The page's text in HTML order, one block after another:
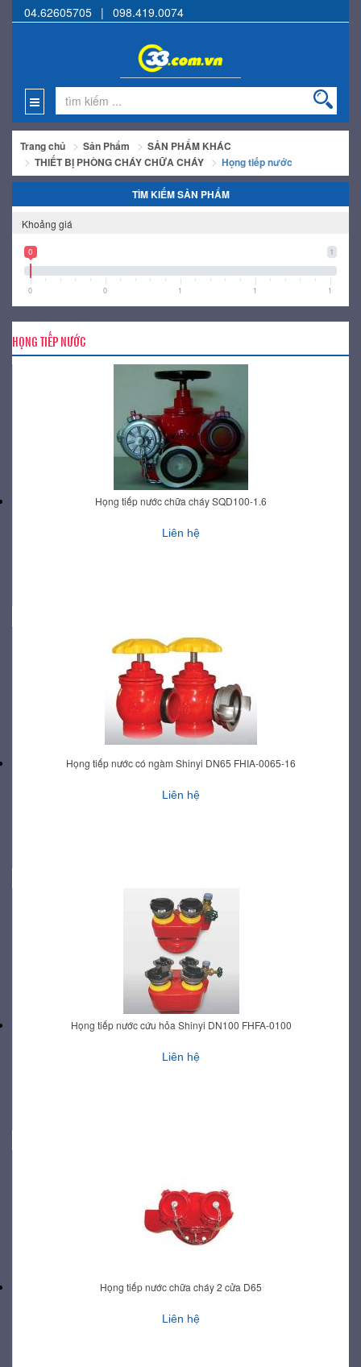
04.62605705 | 098.419.0074
Trang chủ Sản Phẩm
SẢN PHẨM KHÁC
THIẾT BỊ PHÒNG CHÁY CHỮA CHÁY
Họng tiếp nước
TÌM KIẾM SẢN PHẨM
Khoảng giá
1
0
0 0 1 1 1
HỌNG TIẾP NƯỚC
Họng tiếp nước chữa cháy SQD100-1.6
Liên hệ
Họng tiếp nước có ngàm Shinyi DN65 FHIA-0065-16
Liên hệ
Họng tiếp nước cứu hỏa Shinyi DN100 FHFA-0100
Liên hệ
Họng tiếp nước chữa cháy 2 cửa D65
Liên hệ